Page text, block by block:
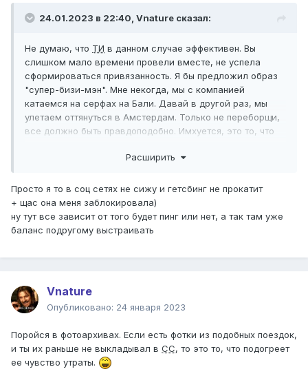
24.01.2023 в 22:40, Vnature сказал:
Не думаю, что ТИ в данном случае эффективен. Вы
слишком мало времени провели вместе, не успела
сформироваться привязанность. Я бы предложил образ
"супер-бизи-мэн". Мне некогда, мы с компанией
катаемся на серфах на Бали. Давай в другой раз, мы
улетаем оттянуться в Амстердам. Только не переборщи,
все должно быть правдоподобно. Имхуется, это то, что
Расширить
Просто я то в соц сетях не сижу и гетсбинг не прокатит
+ щас она меня заблокировала)
ну тут все зависит от того будет пинг или нет, а так там уже
баланс подругому выстраивать
Vnature
Опубликовано: 24 января 2023
Поройся в фотоархивах. Если есть фотки из подобных поездок,
и ты их раньше не выкладывал в СС, то это то, что подогреет
ее чувство утраты.